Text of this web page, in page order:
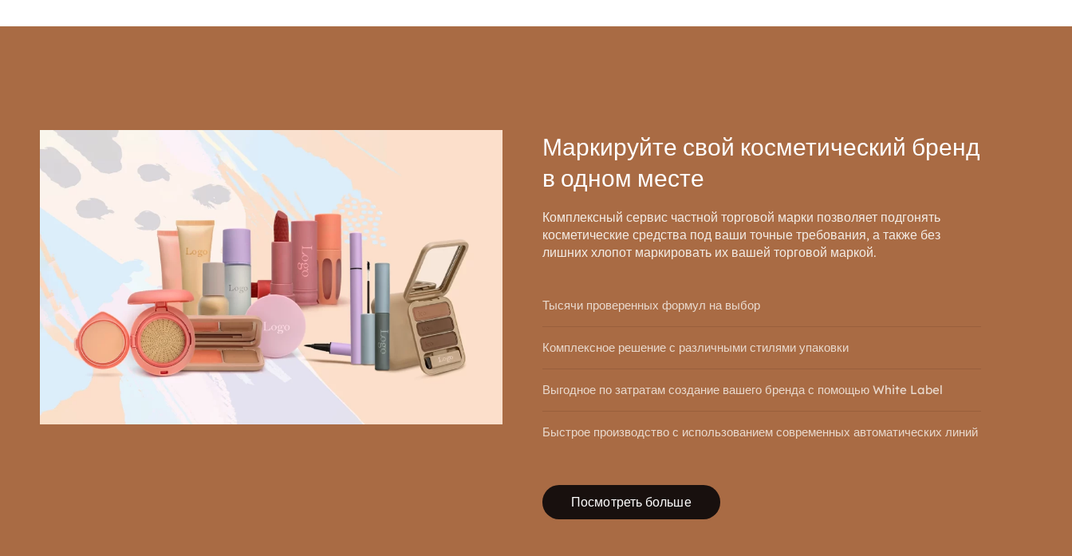
Маркируйте свой косметический бренд
в одном месте
Комплексный сервис частной торговой марки позволяет подгонять
косметические средства под ваши точные требования, а также без
лишних хлопот маркировать их вашей торговой маркой.
Тысячи проверенных формул на выбор
Комплексное решение с различными стилями упаковки
Выгодное по затратам создание вашего бренда с помощью White Label
Быстрое производство с использованием современных автоматических линий
Посмотреть больше